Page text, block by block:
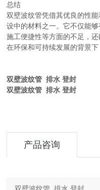
总结
双壁波纹管凭借其优良的性
设中的材料之一。它不仅能
施工便捷性等方面的不足，
在环保和可持续发展的背景
双壁波纹管 排水 登封
双壁波纹管 排水 登封
产品咨询